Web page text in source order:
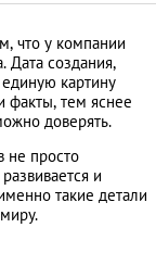
что у компании
Дата создания,
картину
факты, тем яснее
доверять.
не просто
и
такие детали